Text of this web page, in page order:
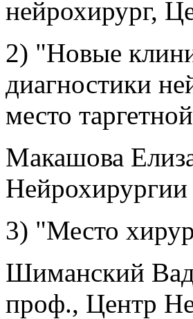
нейрохирург,
2) "Новые
диагностики
место
Макашова
3) "Место
Шиманский
проф., Центр